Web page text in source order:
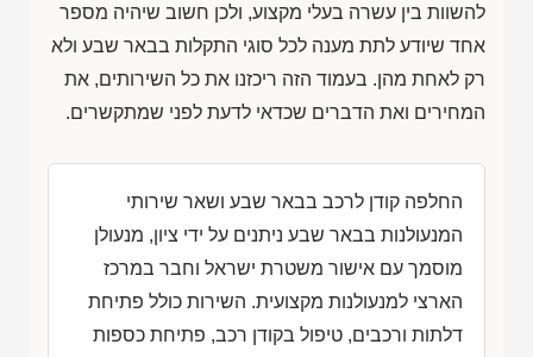
להשוות בין עשרה בעלי מקצוע, ולכן חשוב שיהיה מספר
אחד שיודע לתת מענה לכל סוגי התקלות בבאר שבע ולא
רק לאחת מהן. בעמוד הזה ריכזנו את כל השירותים, את
המחירים ואת הדברים שכדאי לדעת לפני שמתקשרים.
החלפה קודן לרכב בבאר שבע ושאר שירותי
המנעולנות בבאר שבע ניתנים על ידי ציון, מנעולן
מוסמך עם אישור משטרת ישראל וחבר במרכז
הארצי למנעולנות מקצועית. השירות כולל פתיחת
דלתות ורכבים, טיפול בקודן רכב, פתיחת כספות